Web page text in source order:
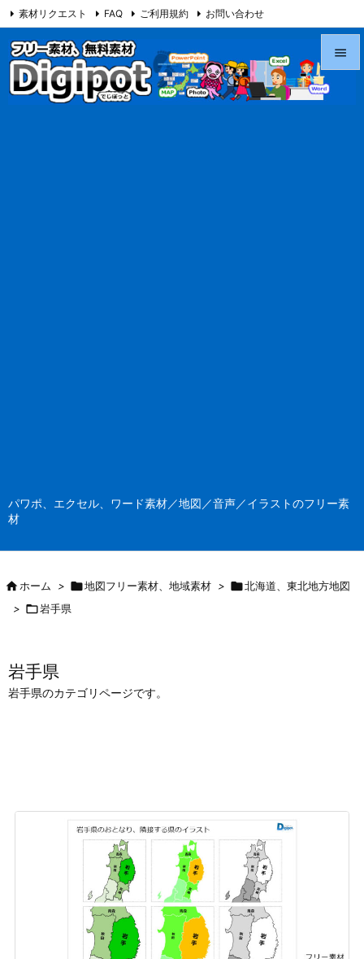
パワポ、エクセル、ワード素材／地図／音声／イラストのフリー素
材

素材リクエスト FAQ ご利用規約 お問い合わせ
当サイト（Digipot.net）について
ホーム > 地図フリー素材、地域素材 > 北海道、東北地方地図
> 岩手県
岩手県
岩手県のカテゴリページです。